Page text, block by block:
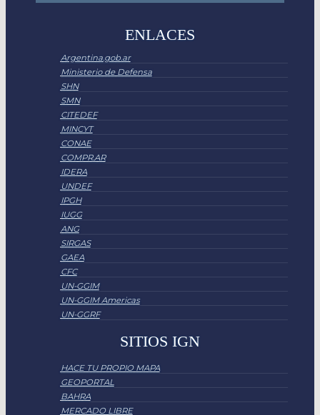
ENLACES
Argentina.gob.ar
Ministerio de Defensa
SHN
SMN
CITEDEF
MINCYT
CONAE
COMPR.AR
IDERA
UNDEF
IPGH
IUGG
ANG
SIRGAS
GAEA
CFC
UN-GGIM
UN-GGIM Americas
UN-GGRF
SITIOS IGN
HACE TU PROPIO MAPA
GEOPORTAL
BAHRA
MERCADO LIBRE